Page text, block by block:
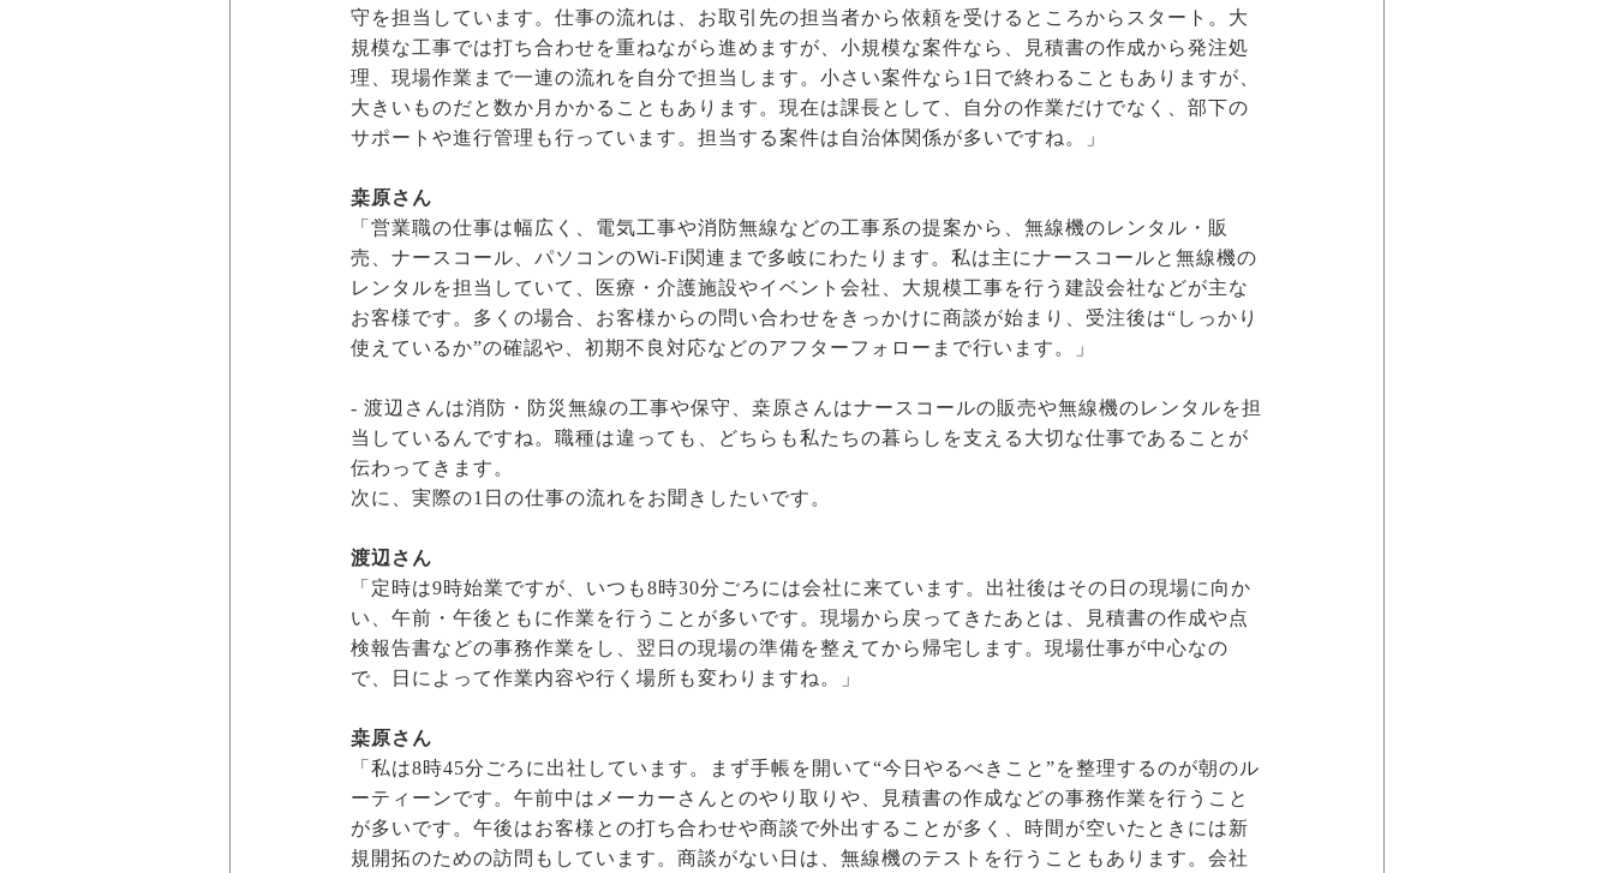
守を担当しています。仕事の流れは、お取引先の担当者から依頼を受けるところからスタート。大
規模な工事では打ち合わせを重ねながら進めますが、小規模な案件なら、見積書の作成から発注処
理、現場作業まで一連の流れを自分で担当します。小さい案件なら1日で終わることもありますが、
大きいものだと数か月かかることもあります。現在は課長として、自分の作業だけでなく、部下の
サポートや進行管理も行っています。担当する案件は自治体関係が多いですね。」
桒原さん
「営業職の仕事は幅広く、電気工事や消防無線などの工事系の提案から、無線機のレンタル・販
売、ナースコール、パソコンのWi-Fi関連まで多岐にわたります。私は主にナースコールと無線機の
レンタルを担当していて、医療・介護施設やイベント会社、大規模工事を行う建設会社などが主な
お客様です。多くの場合、お客様からの問い合わせをきっかけに商談が始まり、受注後は“しっかり
使えているか”の確認や、初期不良対応などのアフターフォローまで行います。」
- 渡辺さんは消防・防災無線の工事や保守、桒原さんはナースコールの販売や無線機のレンタルを担
当しているんですね。職種は違っても、どちらも私たちの暮らしを支える大切な仕事であることが
伝わってきます。
次に、実際の1日の仕事の流れをお聞きしたいです。
渡辺さん
「定時は9時始業ですが、いつも8時30分ごろには会社に来ています。出社後はその日の現場に向か
い、午前・午後ともに作業を行うことが多いです。現場から戻ってきたあとは、見積書の作成や点
検報告書などの事務作業をし、翌日の現場の準備を整えてから帰宅します。現場仕事が中心なの
で、日によって作業内容や行く場所も変わりますね。」
桒原さん
「私は8時45分ごろに出社しています。まず手帳を開いて“今日やるべきこと”を整理するのが朝のル
ーティーンです。午前中はメーカーさんとのやり取りや、見積書の作成などの事務作業を行うこと
が多いです。午後はお客様との打ち合わせや商談で外出することが多く、時間が空いたときには新
規開拓のための訪問もしています。商談がない日は、無線機のテストを行うこともあります。会社